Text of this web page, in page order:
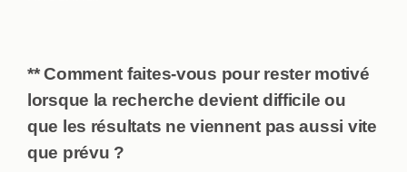
** Comment faites-vous pour rester motivé
lorsque la recherche devient difficile ou
que les résultats ne viennent pas aussi vite
que prévu ?